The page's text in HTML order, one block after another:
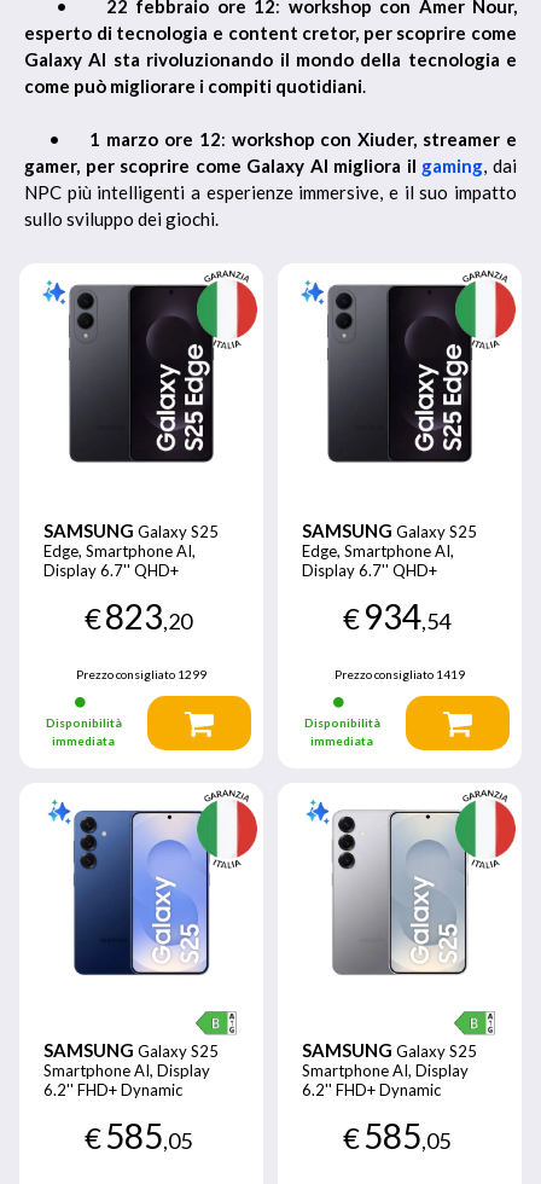
• 22 febbraio ore 12: workshop con Amer Nour,
esperto di tecnologia e content cretor, per scoprire come
Galaxy AI sta rivoluzionando il mondo della tecnologia e
come può migliorare i compiti quotidiani.
• 1 marzo ore 12: workshop con Xiuder, streamer e
gamer, per scoprire come Galaxy AI migliora il gaming, dai
NPC più intelligenti a esperienze immersive, e il suo impatto
sullo sviluppo dei giochi.
SAMSUNG Galaxy S25
Edge, Smartphone AI,
Display 6.7'' QHD+
Fotocamera 200MP, RAM
12GB, 256GB, 3.900 mAh,
€823,20
Prezzo consigliato 1299
Disponibilità
immediata
SAMSUNG Galaxy S25
Edge, Smartphone AI,
Display 6.7'' QHD+
Fotocamera 200MP, RAM
12GB, 512GB, 3.900 mAh,
€934,54
Prezzo consigliato 1419
Disponibilità
immediata
SAMSUNG Galaxy S25
Smartphone AI, Display
6.2'' FHD+ Dynamic
50MP, RAM 12GB, 128GB,
4.000 mAh, Navy
€585,05
SAMSUNG Galaxy S25
Smartphone AI, Display
6.2'' FHD+ Dynamic
50MP, RAM 12GB, 128GB,
4.000 mAh, Silver shadow
€585,05